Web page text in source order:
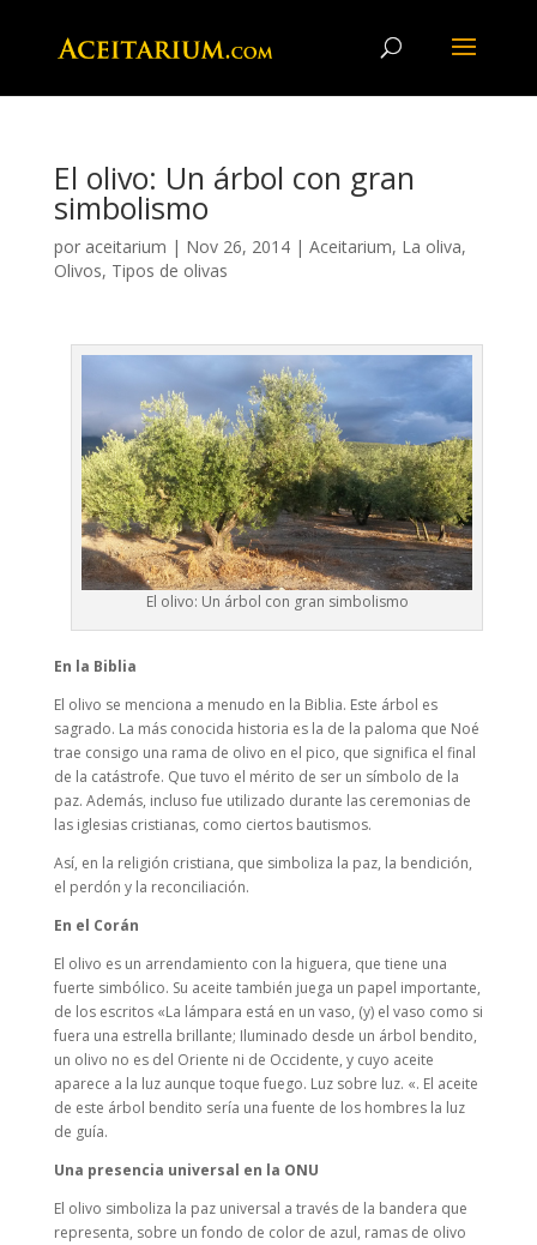
El olivo: Un árbol con gran
simbolismo
por aceitarium | Nov 26, 2014| Aceitarium, La oliva,
Olivos, Tipos de olivas
El olivo: Un árbol con gran simbolismo
En la Biblia
El olivo se menciona a menudo en la Biblia. Este árbol es
sagrado. La más conocida historia es la de la paloma que Noé
trae consigo una rama de olivo en el pico, que significa el final
de la catástrofe. Que tuvo el mérito de ser un símbolo de la
paz. Además, incluso fue utilizado durante las ceremonias de
las iglesias cristianas, como ciertos bautismos.
Así, en la religión cristiana, que simboliza la paz, la bendición,
el perdón y la reconciliación.
En el Corán
El olivo es un arrendamiento con la higuera, que tiene una
fuerte simbólico. Su aceite también juega un papel importante,
de los escritos «La lámpara está en un vaso, (y) el vaso como si
fuera una estrella brillante; Iluminado desde un árbol bendito,
un olivo no es del Oriente ni de Occidente, y cuyo aceite
aparece a la luz aunque toque fuego. Luz sobre luz. «. El aceite
de este árbol bendito sería una fuente de los hombres la luz
de guía.
Una presencia universal en la ONU
El olivo simboliza la paz universal a través de la bandera que
representa, sobre un fondo de color de azul, ramas de olivo